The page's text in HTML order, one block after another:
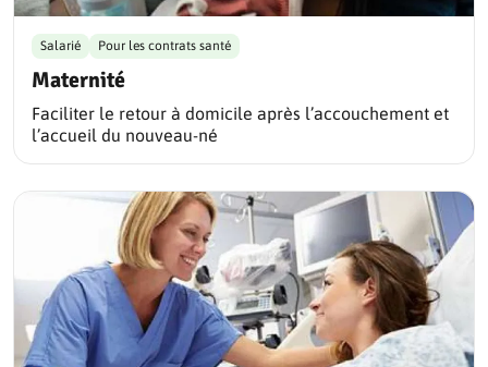
Maternité
Salarié Pour les contrats santé
Faciliter le retour à domicile après l’accouchement et
l’accueil du nouveau-né